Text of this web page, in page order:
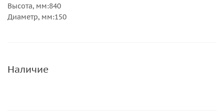
Высота, мм:840
Диаметр, мм:150
Наличие